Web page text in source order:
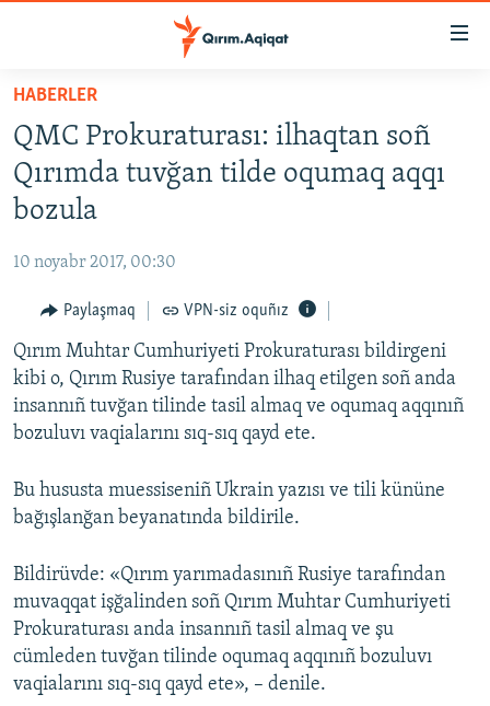
Esas
qaytmaq
Baş
navigatsiyağa
qaytmaq
Qıdıruvğa
qaytmaq
SİYASET
İQTİSADİYAT
MEDENİYET
İNSAN AQLARI
VİDEO
SÜRET
BLOGLAR
Русский
Українською
QOŞULIÑIZ!
HABERLER
QMC Prokuraturası: ilhaqtan soñ
Qırımda tuvğan tilde oqumaq aqqı
bozula
10 noyabr 2017, 00:30
Paylaşmaq VPN-siz oquñız
Qırım Muhtar Cumhuriyeti Prokuraturası bildirgeni
kibi o, Qırım Rusiye tarafından ilhaq etilgen soñ anda
insannıñ tuvğan tilinde tasil almaq ve oqumaq aqqınıñ
bozuluvı vaqialarını sıq-sıq qayd ete.
Bu hususta muessiseniñ Ukrain yazısı ve tili kününe
bağışlanğan beyanatında bildirile.
Bildirüvde: «Qırım yarımadasınıñ Rusiye tarafından
muvaqqat işğalinden soñ Qırım Muhtar Cumhuriyeti
Prokuraturası anda insannıñ tasil almaq ve şu
cümleden tuvğan tilinde oqumaq aqqınıñ bozuluvı
vaqialarını sıq-sıq qayd ete», – denile.